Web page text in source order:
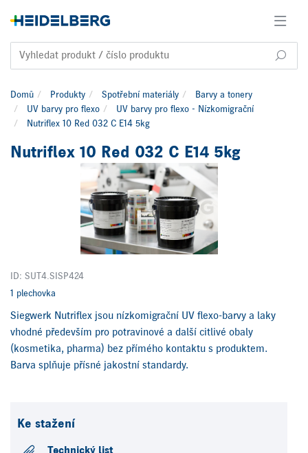
Domů Produkty Spotřební materiály
Barvy a tonery
UV barvy pro flexo
UV barvy pro flexo - Nízkomigrační
Nutriflex 10 Red 032 C E14 5kg
Nutriflex 10 Red 032 C E14 5kg
ID: SUT4.SISP424
1 plechovka
Siegwerk Nutriflex jsou nízkomigrační UV flexo-barvy a laky
vhodné především pro potravinové a další citlivé obaly
(kosmetika, pharma) bez přímého kontaktu s produktem.
Barva splňuje přísné jakostní standardy.
Ke stažení
Technický list